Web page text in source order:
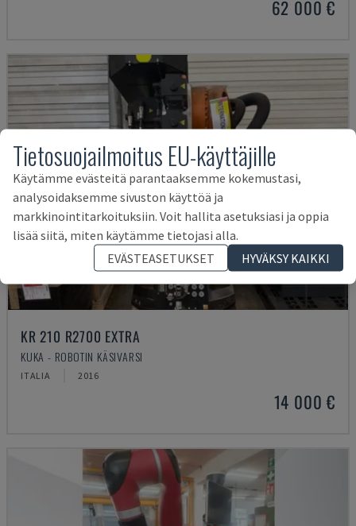
62 000 €
KR 210 R2700 EXTRA
KUKA - ROBOTIN KÄSIVARSI
ITALIA 2016
14 000 €
Tietosuojailmoitus EU-käyttäjille
Käytämme evästeitä parantaaksemme kokemustasi,
analysoidaksemme sivuston käyttöä ja
markkinointitarkoituksiin. Voit hallita asetuksiasi ja oppia
lisää siitä, miten käytämme tietojasi alla.
EVÄSTEASETUKSET
HYVÄKSY KAIKKI